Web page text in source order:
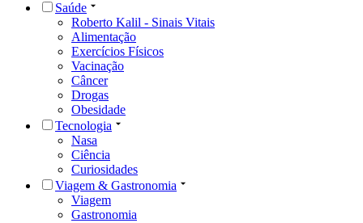
Saúde
Roberto Kalil - Sinais Vitais
Alimentação
Exercícios Físicos
Vacinação
Câncer
Drogas
Obesidade
Tecnologia
Nasa
Ciência
Curiosidades
Viagem & Gastronomia
Viagem
Gastronomia